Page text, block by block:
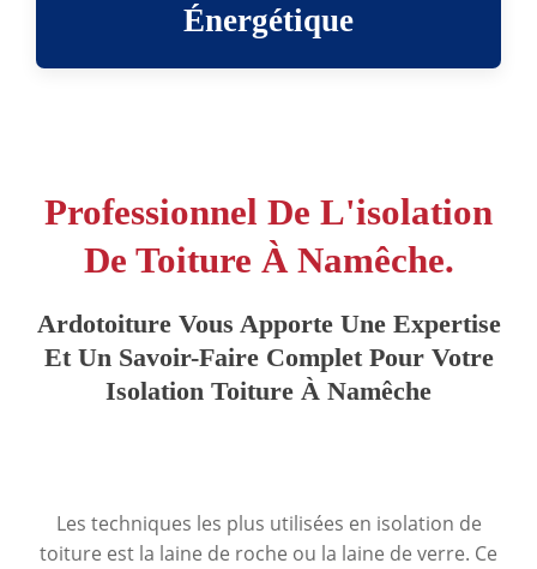
Énergétique
Professionnel De L'isolation
De Toiture À Namêche.
Ardotoiture Vous Apporte Une Expertise
Et Un Savoir-Faire Complet Pour Votre
Isolation Toiture À Namêche
Les techniques les plus utilisées en isolation de
toiture est la laine de roche ou la laine de verre. Ce